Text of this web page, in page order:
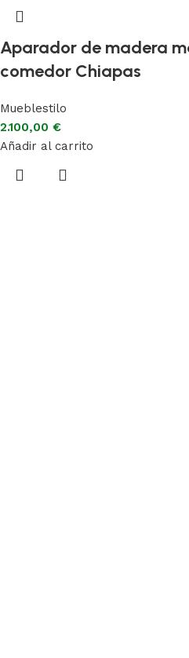
Aparador de madera
comedor Chiapas
Mueblestilo
2.100,00 €
Añadir al carrito